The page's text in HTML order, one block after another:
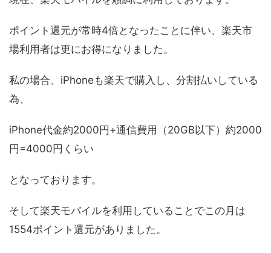
ポイント還元が常時4倍となったことに伴い、楽天市
場利用者は更にお得になりました。
私の場合、iPhoneも楽天で購入し、分割払いしている
為、
iPhone代金約2000円+通信費用（20GB以下）約2000
円=4000円くらい
となっております。
そして楽天モバイルを利用していることでこの月は
1554ポイント還元がありました。